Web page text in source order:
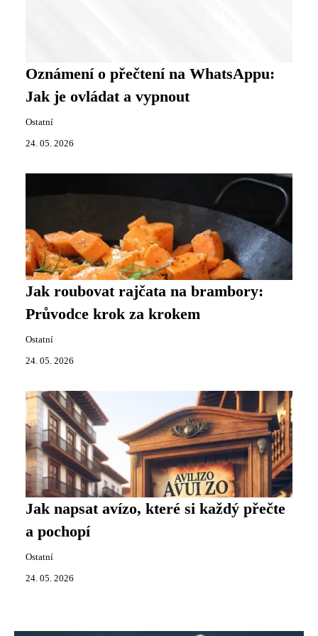
Oznámení o přečtení na WhatsAppu:
Jak je ovládat a vypnout
Ostatní
24. 05. 2026
Jak roubovat rajčata na brambory:
Průvodce krok za krokem
Ostatní
24. 05. 2026
Jak napsat avízo, které si každý přečte
a pochopí
Ostatní
24. 05. 2026